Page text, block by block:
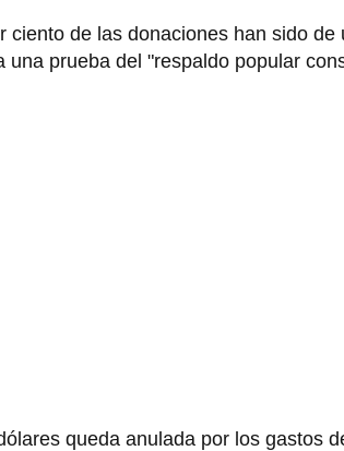
de las donaciones han sido
prueba del "respaldo popular
queda anulada por los gastos